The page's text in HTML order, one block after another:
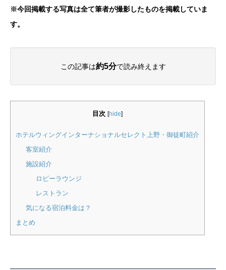
※今回掲載する写真は全て筆者が撮影したものを掲載していま
す。
この記事は約5分で読み終えます
目次 [hide]
ホテルウィングインターナショナルセレクト上野・御徒町紹介
客室紹介
施設紹介
ロビーラウンジ
レストラン
気になる宿泊料金は？
まとめ